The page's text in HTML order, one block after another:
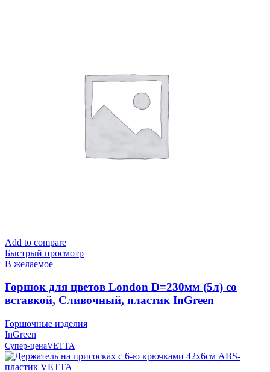
Add to compare
Быстрый просмотр
В желаемое
Горшок для цветов London D=230мм (5л) со
вставкой, Сливочный, пластик InGreen
Горшочные изделия
InGreen
Супер-ценаVETTA